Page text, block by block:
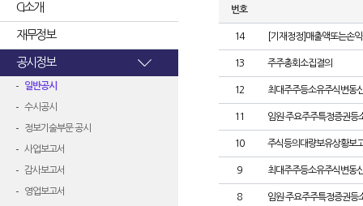
CI소개
재무정보
공시정보
일반공시
수시공시
정보기술부문 공시
사업보고서
감사보고서
영업보고서
번호
14 [기재정정]매출액또는손
13 주주총회소집결의
12 최대주주등소유주식변동
11 임원·주요주주특정증권등
10 주식등의대량보유상황보
9 최대주주등소유주식변동
8 임원·주요주주특정증권등